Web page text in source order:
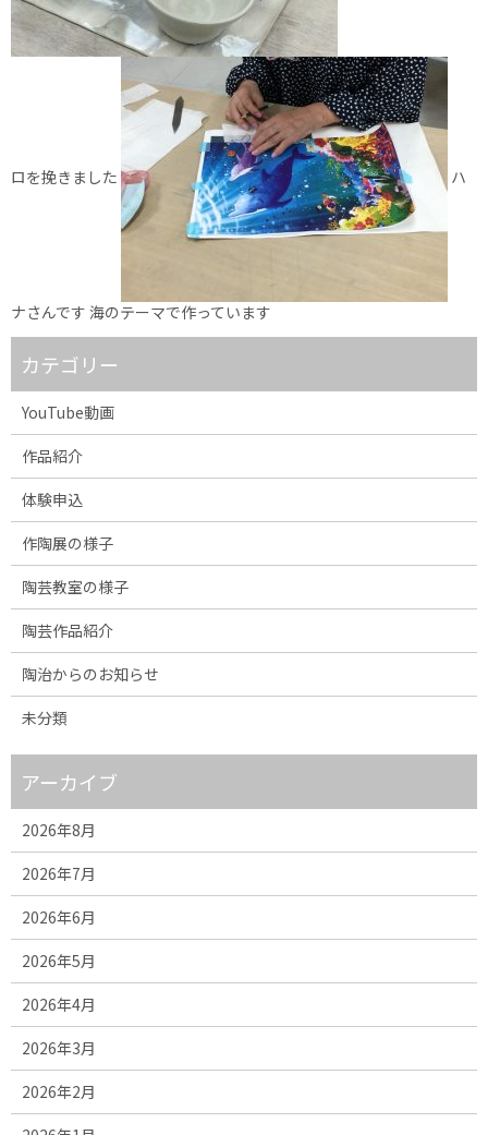
ロを挽きました ハ
ナさんです 海のテーマで作っています
カテゴリー
YouTube動画
作品紹介
体験申込
作陶展の様子
陶芸教室の様子
陶芸作品紹介
陶治からのお知らせ
未分類
アーカイブ
2026年8月
2026年7月
2026年6月
2026年5月
2026年4月
2026年3月
2026年2月